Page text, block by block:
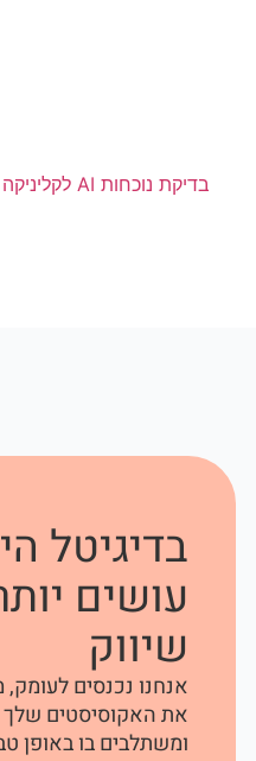
בדיקת נוכחות AI לקליניקה
בדיגיטל
עושים
שיווק
אנחנו נכנסים לעומק,
את האקוסיסטים שלך
ומשתלבים בו באופן